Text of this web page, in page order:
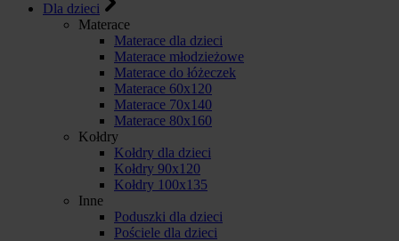
Dla dzieci
Materace
Materace dla dzieci
Materace młodzieżowe
Materace do łóżeczek
Materace 60x120
Materace 70x140
Materace 80x160
Kołdry
Kołdry dla dzieci
Kołdry 90x120
Kołdry 100x135
Inne
Poduszki dla dzieci
Pościele dla dzieci